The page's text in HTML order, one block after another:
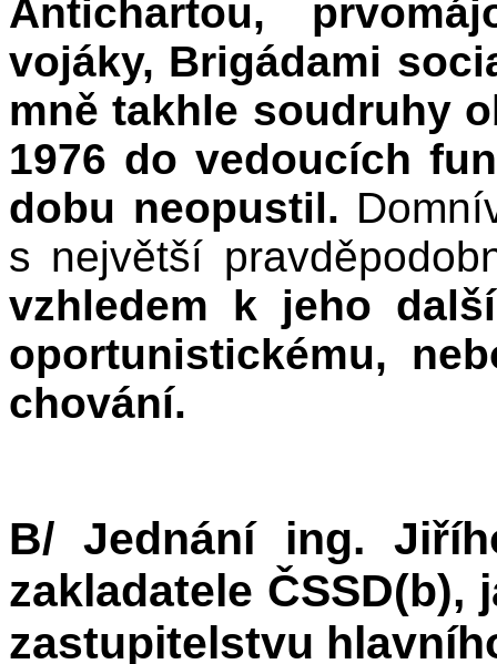
Antichartou,
vojáky, Brigádami
mně takhle soudruhy
1976 do vedoucích
dobu neopustil.
s největší
vzhledem k jeho
oportunistickému,
chování.
B/ Jednání ing.
zakladatele
zastupitelstvu